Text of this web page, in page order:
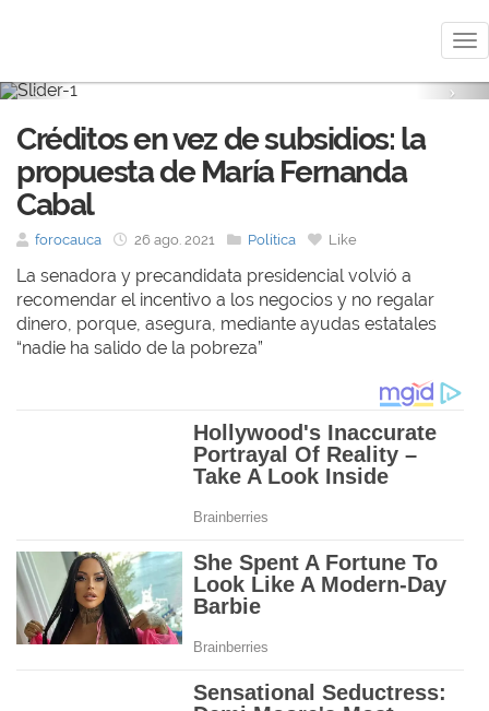
Previous
Créditos en vez de subsidios: la
propuesta de María Fernanda
Cabal
forocauca 26 ago. 2021 Política Like
La senadora y precandidata presidencial volvió a
recomendar el incentivo a los negocios y no regalar
dinero, porque, asegura, mediante ayudas estatales
“nadie ha salido de la pobreza”